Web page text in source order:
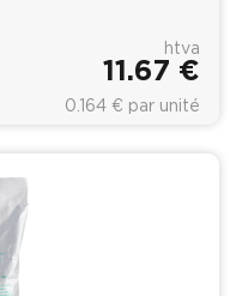
htva
11.67 €
0.164 € par unité